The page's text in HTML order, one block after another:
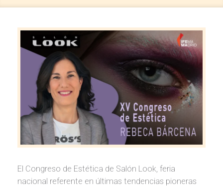
El Congreso de Estética de Salón Look, feria
nacional referente en últimas tendencias pioneras